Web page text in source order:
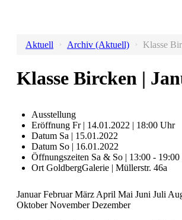
Aktuell › Archiv (Aktuell) › Klasse
Klasse Bircken |
Ausstellung
Eröffnung Fr | 14.01.2022 | 18:00 Uhr
Datum Sa | 15.01.2022
Datum So | 16.01.2022
Öffnungszeiten Sa & So | 13:00 -
Ort GoldbergGalerie | Müllerstr. 46a
Januar Februar März April Mai Juni Juli
Oktober November Dezember